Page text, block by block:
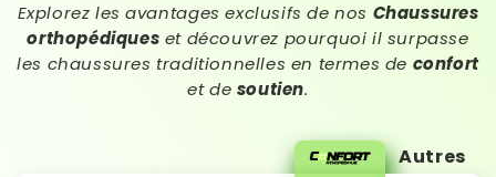
Explorez les avantages exclusifs de nos Chaussures
orthopédiques et découvrez pourquoi il surpasse
les chaussures traditionnelles en termes de confort
et de soutien.
Autres